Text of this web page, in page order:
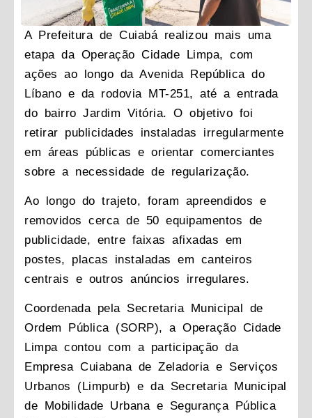
A Prefeitura de Cuiabá realizou mais uma
etapa da Operação Cidade Limpa, com
ações ao longo da Avenida República do
Líbano e da rodovia MT-251, até a entrada
do bairro Jardim Vitória. O objetivo foi
retirar publicidades instaladas irregularmente
em áreas públicas e orientar comerciantes
sobre a necessidade de regularização.
Ao longo do trajeto, foram apreendidos e
removidos cerca de 50 equipamentos de
publicidade, entre faixas afixadas em
postes, placas instaladas em canteiros
centrais e outros anúncios irregulares.
Coordenada pela Secretaria Municipal de
Ordem Pública (SORP), a Operação Cidade
Limpa contou com a participação da
Empresa Cuiabana de Zeladoria e Serviços
Urbanos (Limpurb) e da Secretaria Municipal
de Mobilidade Urbana e Segurança Pública